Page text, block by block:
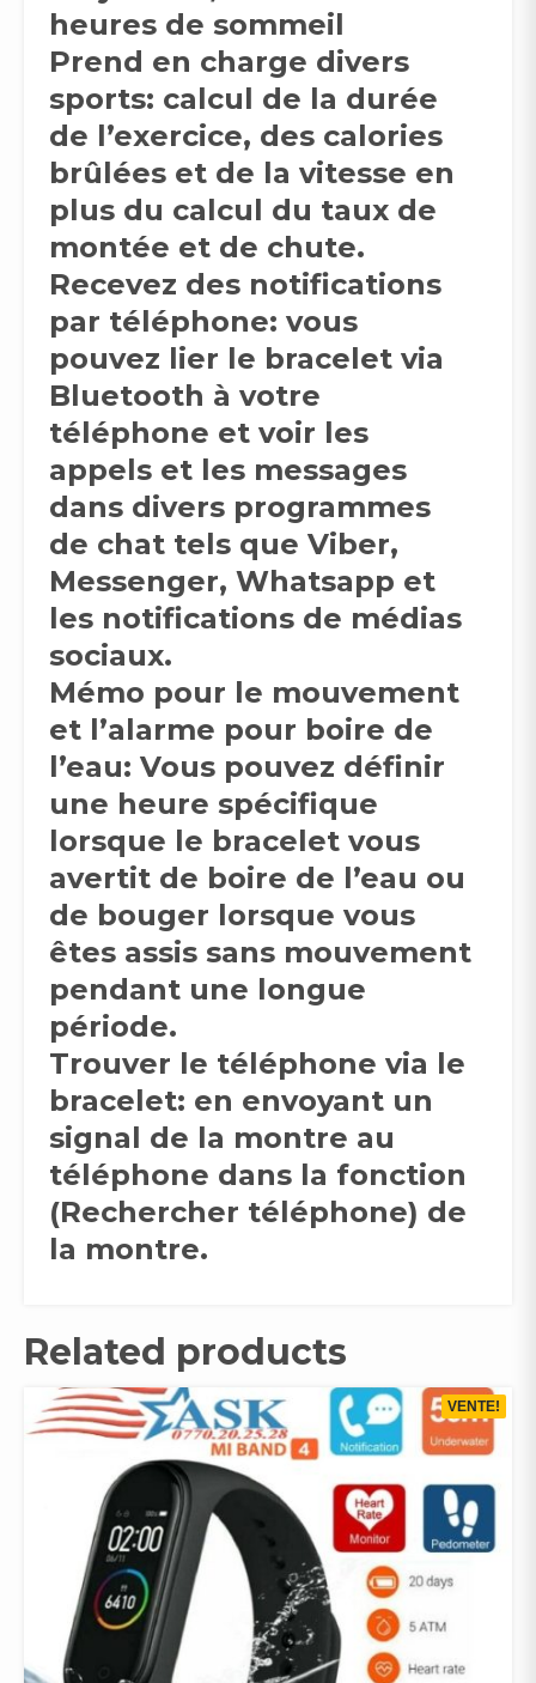
heures de sommeil
Prend en charge divers
sports: calcul de la durée
de l’exercice, des calories
brûlées et de la vitesse en
plus du calcul du taux de
montée et de chute.
Recevez des notifications
par téléphone: vous
pouvez lier le bracelet via
Bluetooth à votre
téléphone et voir les
appels et les messages
dans divers programmes
de chat tels que Viber,
Messenger, Whatsapp et
les notifications de médias
sociaux.
Mémo pour le mouvement
et l’alarme pour boire de
l’eau: Vous pouvez définir
une heure spécifique
lorsque le bracelet vous
avertit de boire de l’eau ou
de bouger lorsque vous
êtes assis sans mouvement
pendant une longue
période.
Trouver le téléphone via le
bracelet: en envoyant un
signal de la montre au
téléphone dans la fonction
(Rechercher téléphone) de
la montre.
Related products
VENTE!